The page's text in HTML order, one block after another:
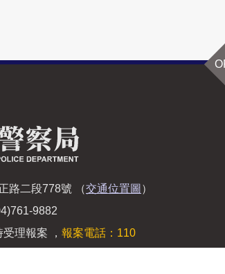
路二段778號 （交通位置圖 ）
9882
理報案 ， 報案電話：110